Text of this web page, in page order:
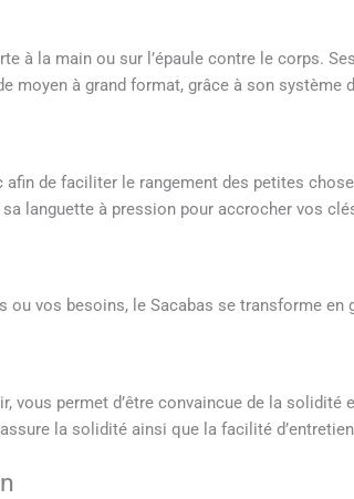
à la main ou sur l’épaule contre le corps.
moyen à grand format, grâce à son système
afin de faciliter le rangement des petites
languette à pression pour accrocher vos
ou vos besoins, le Sacabas se transforme
vous permet d’être convaincue de la
la solidité ainsi que la facilité